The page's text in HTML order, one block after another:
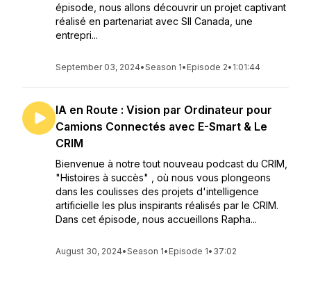
épisode, nous allons découvrir un projet captivant
réalisé en partenariat avec SII Canada, une
entrepri...
September 03, 2024•Season 1• Episode 2• 1:01:44
IA en Route : Vision par Ordinateur pour
Camions Connectés avec E-Smart & Le
CRIM
Bienvenue à notre tout nouveau podcast du CRIM,
"Histoires à succès" , où nous vous plongeons
dans les coulisses des projets d'intelligence
artificielle les plus inspirants réalisés par le CRIM.
Dans cet épisode, nous accueillons Rapha...
August 30, 2024•Season 1• Episode 1• 37:02